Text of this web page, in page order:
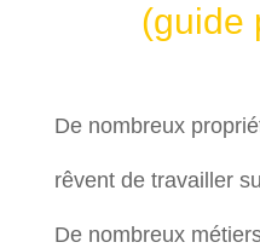
(guide
De nombreux
rêvent de travailler
De nombreux